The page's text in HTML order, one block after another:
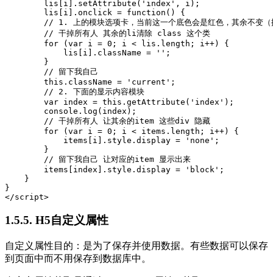
        lis[i].setAttribute('index', i);
        lis[i].onclick = function() {
// 1. 上的模块选项卡，当前这一个底色会是红色，其余不变（
        // 干掉所有人 其余的li清除 class 这个类
        for (var i = 0; i < lis.length; i++) {
            lis[i].className = '';
        }
        // 留下我自己
        this.className = 'current';
        // 2. 下面的显示内容模块
        var index = this.getAttribute('index');
        console.log(index);
        // 干掉所有人 让其余的item 这些div 隐藏
        for (var i = 0; i < items.length; i++) {
            items[i].style.display = 'none';
        }
        // 留下我自己 让对应的item 显示出来
        items[index].style.display = 'block';
    }
}
</script>
1.5.5. H5自定义属性
自定义属性目的：是为了保存并使用数据。有些数据可以保存
到页面中而不用保存到数据库中。